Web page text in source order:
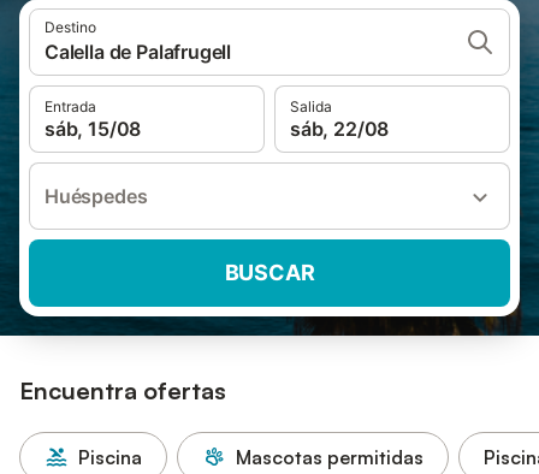
Destino
Calella de Palafrugell
Entrada
sáb, 15/08
Salida
sáb, 22/08
Huéspedes
BUSCAR
Encuentra ofertas
Piscina Mascotas permitidas